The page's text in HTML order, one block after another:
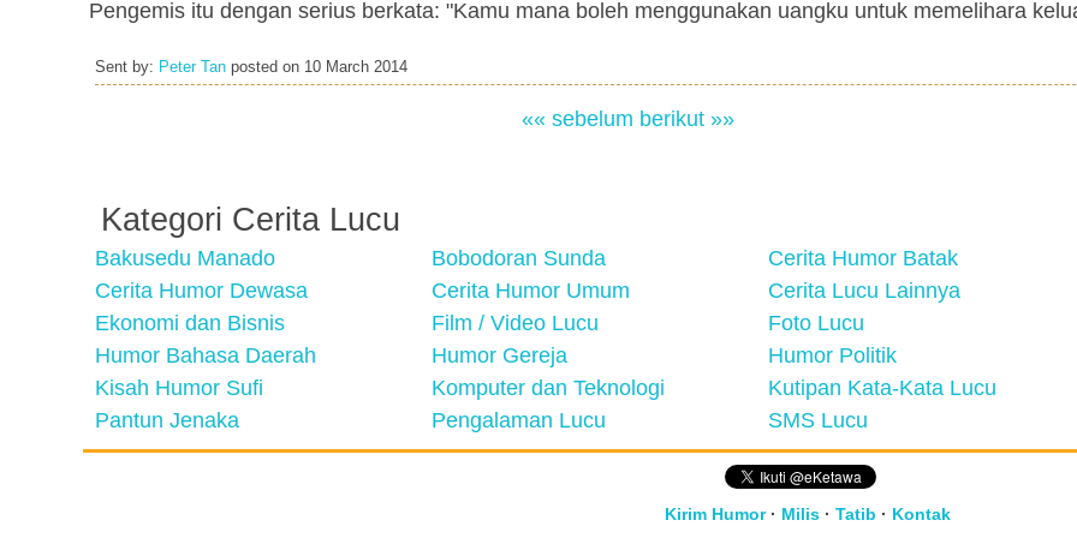
Pengemis itu dengan serius berkata: "Kamu mana boleh menggunakan uangku untuk memelihara
Sent by: Peter Tan posted on 10 March 2014
«« sebelum berikut »»
Kategori Cerita Lucu
Bakusedu Manado Bobodoran Sunda
Cerita Humor Batak
Cerita Humor Dewasa
Cerita Humor Umum
Cerita Lucu Lainnya
Ekonomi dan Bisnis
Film / Video Lucu
Foto Lucu
Humor Bahasa Daerah
Humor Gereja
Humor Politik
Kisah Humor Sufi
Komputer dan Teknologi
Kutipan Kata-Kata Lucu
Pantun Jenaka
Pengalaman Lucu SMS Lucu
Kirim Humor· Milis · Tatib · Kontak